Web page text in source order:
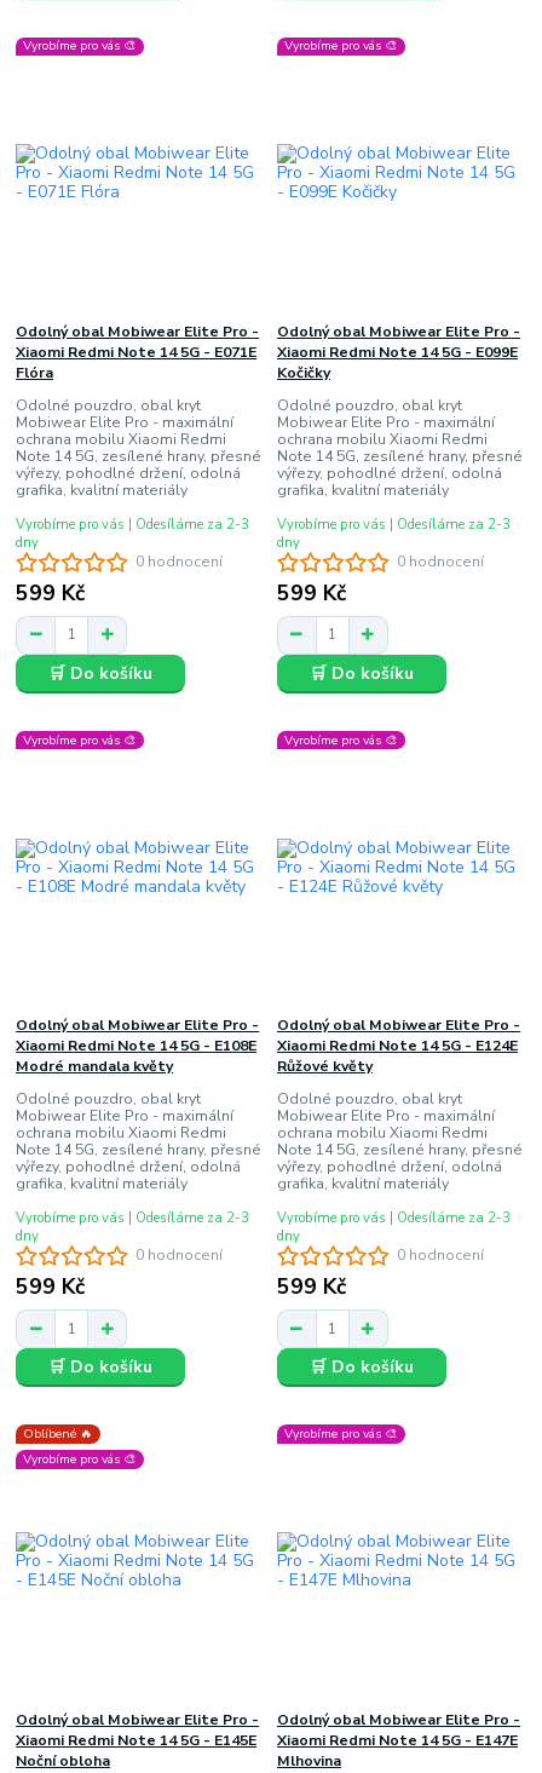
Vyrobíme pro vás 🎨
0 hodnocení
Odolný obal Mobiwear Elite Pro -
Xiaomi Redmi Note 14 5G - E071E
Flóra
Odolné pouzdro, obal kryt
Mobiwear Elite Pro - maximální
ochrana mobilu Xiaomi Redmi
Note 14 5G, zesílené hrany, přesné
výřezy, pohodlné držení, odolná
grafika, kvalitní materiály
599 Kč
Vyrobíme pro vás | Odesíláme za 2-3
dny
🛒 Do košíku
Vyrobíme pro vás 🎨
0 hodnocení
Odolný obal Mobiwear Elite Pro -
Xiaomi Redmi Note 14 5G - E099E
Kočičky
Odolné pouzdro, obal kryt
Mobiwear Elite Pro - maximální
ochrana mobilu Xiaomi Redmi
Note 14 5G, zesílené hrany, přesné
výřezy, pohodlné držení, odolná
grafika, kvalitní materiály
599 Kč
Vyrobíme pro vás | Odesíláme za 2-3
dny
🛒 Do košíku
Vyrobíme pro vás 🎨
0 hodnocení
Odolný obal Mobiwear Elite Pro -
Xiaomi Redmi Note 14 5G - E108E
Modré mandala květy
Odolné pouzdro, obal kryt
Mobiwear Elite Pro - maximální
ochrana mobilu Xiaomi Redmi
Note 14 5G, zesílené hrany, přesné
výřezy, pohodlné držení, odolná
grafika, kvalitní materiály
599 Kč
Vyrobíme pro vás | Odesíláme za 2-3
dny
🛒 Do košíku
Vyrobíme pro vás 🎨
0 hodnocení
Odolný obal Mobiwear Elite Pro -
Xiaomi Redmi Note 14 5G - E124E
Růžové květy
Odolné pouzdro, obal kryt
Mobiwear Elite Pro - maximální
ochrana mobilu Xiaomi Redmi
Note 14 5G, zesílené hrany, přesné
výřezy, pohodlné držení, odolná
grafika, kvalitní materiály
599 Kč
Vyrobíme pro vás | Odesíláme za 2-3
dny
🛒 Do košíku
Oblíbené 🔥
Vyrobíme pro vás 🎨
Odolný obal Mobiwear Elite Pro -
Xiaomi Redmi Note 14 5G - E145E
Noční obloha
Vyrobíme pro vás 🎨
Odolný obal Mobiwear Elite Pro -
Xiaomi Redmi Note 14 5G - E147E
Mlhovina